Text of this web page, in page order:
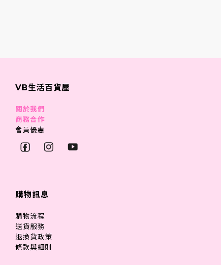
VB生活百貨屋
關於我們
商務合作
會員優惠
購物訊息
購物流程
送貨服務
退換貨政策
條款與細則